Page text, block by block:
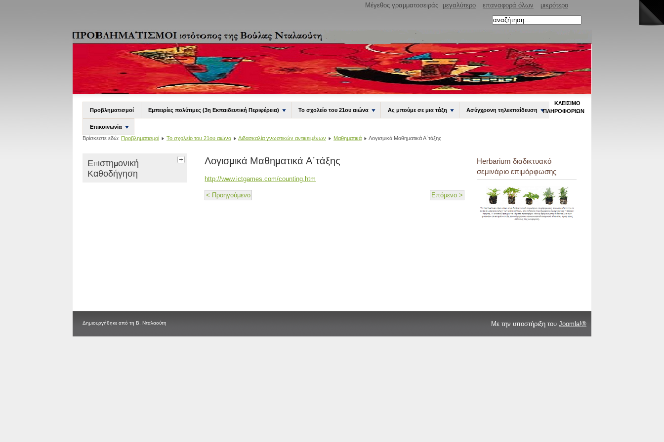
Μέγεθος γραμματοσειράς μεγαλύτερο επαναφορά όλων μικρότερο
Προβληματισμοί Εμπειρίες πολύτιμες (3η Εκπαιδευτική Περιφέρεια) Το σχολείο του 21ου αιώνα Ας μπούμε σε μια τάξη Ασύγχρονη τηλεκπαίδευση
Επικοινωνία
Βρίσκεστε εδώ: Προβληματισμοί Το σχολείο του 21ου αιώνα Διδασκαλία γνωστικών αντικειμένων Μαθηματικά Λογισμικά Μαθηματικά Α΄τάξης
Επιστημονική
Καθοδήγηση
Λογισμικά Μαθηματικά Α΄τάξης
http://www.ictgames.com/counting.htm
< Προηγούμενο Επόμενο >
ΚΛΕΊΣΙΜΟ
ΠΛΗΡΟΦΟΡΙΏΝ
Herbarium διαδικτυακό
σεμινάριο επιμόρφωσης
Δημιουργήθηκε από τη Β. Νταλαούτη Με την υποστήριξη του Joomla!®